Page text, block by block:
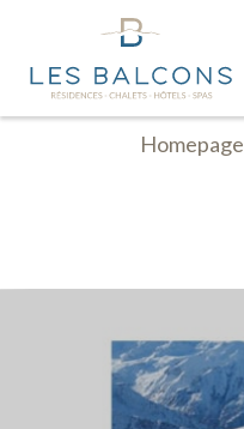
Homepage